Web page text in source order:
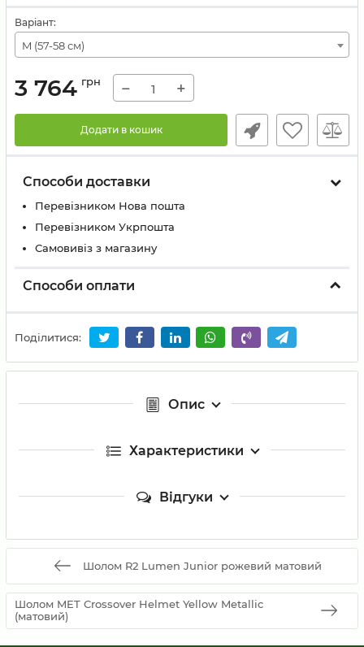
Варіант:
M (57-58 см)
3 764 грн − +
Додати в кошик
Способи доставки
Перевізником Нова пошта
Перевізником Укрпошта
Самовивіз з магазину
Способи оплати
Поділитися:
Опис
Характеристики
Відгуки
Шолом R2 Lumen Junior рожевий матовий
Шолом MET Crossover Helmet Yellow Metallic
(матовий)